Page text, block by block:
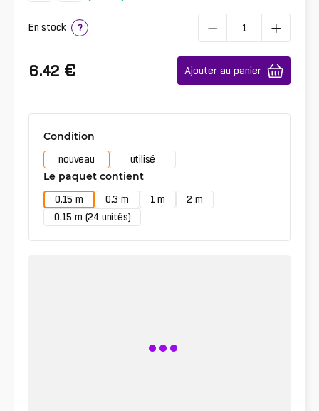
En stock ?
6.42 € Ajouter au panier
Condition
nouveau utilisé
Le paquet contient
0.15 m 0.3 m 1 m
2 m
0.15 m (24 unités)